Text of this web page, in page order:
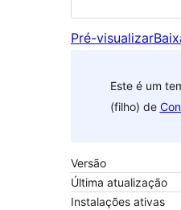
Pré-visualizar
Este é um
(filho) de
Versão
Última atualização
Instalações ativas